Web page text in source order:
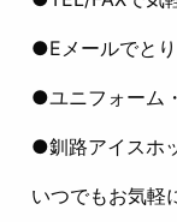
●Eメールでと
●ユニフォーム
●釧路アイスホ
いつでもお気軽